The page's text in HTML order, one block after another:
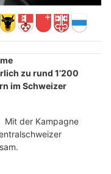
zu rund 1’200
im Schweizer
Mit der Kampagne